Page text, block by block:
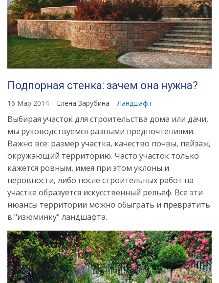
Подпорная стенка: зачем она нужна?
16 Мар 2014 Елена Зарубина Ландшафт
Выбирая участок для строительства дома или дачи,
мы руководствуемся разными предпочтениями.
Важно все: размер участка, качество почвы, пейзаж,
окружающий территорию. Часто участок только
кажется ровным, имея при этом уклоны и
неровности, либо после строительных работ на
участке образуется искусственный рельеф. Все эти
нюансы территории можно обыграть и превратить
в "изюминку" ландшафта.